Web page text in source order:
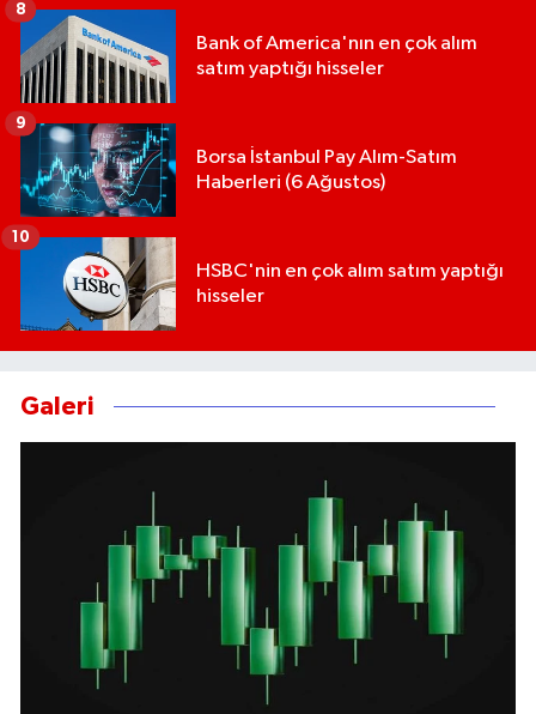
Bank of America'nın en çok alım
satım yaptığı hisseler
8
Borsa İstanbul Pay Alım-Satım
Haberleri (6 Ağustos)
9
HSBC'nin en çok alım satım yaptığı
hisseler
10
Galeri